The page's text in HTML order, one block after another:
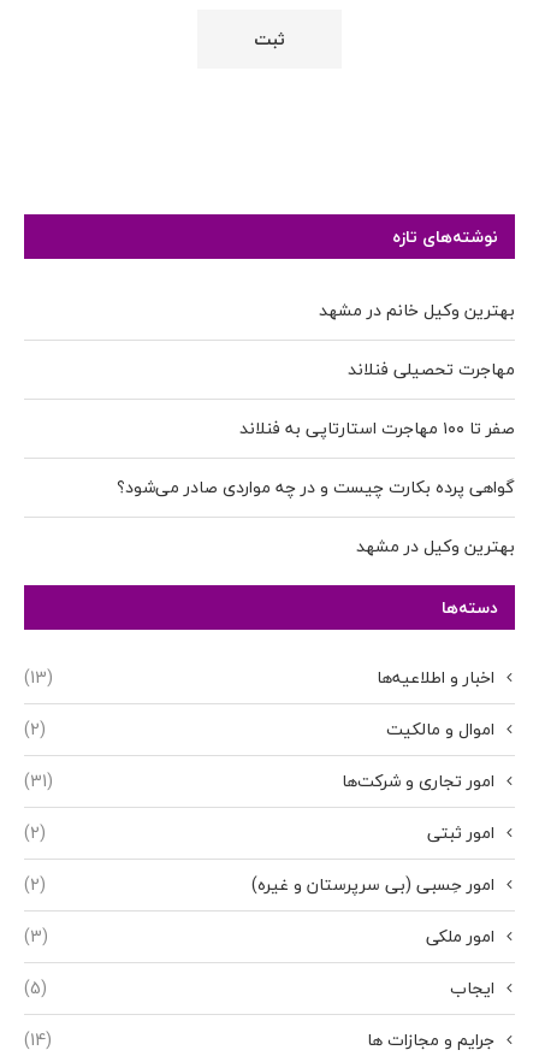
نوشته‌های تازه
بهترین وکیل خانم در مشهد
مهاجرت تحصیلی فنلاند
صفر تا ۱۰۰ مهاجرت استارتاپی به فنلاند
گواهی پرده بکارت چیست و در چه مواردی صادر می‌شود؟
بهترین وکیل در مشهد
دسته‌ها
اخبار و اطلاعیه‌ها
(13)
اموال و مالکیت
(2)
امور تجاری و شرکت‌ها
(31)
امور ثبتی
(2)
امور حِسبی (بی سرپرستان و غیره)
(2)
امور ملکی
(3)
ایجاب
(5)
جرایم و مجازات ها
(14)